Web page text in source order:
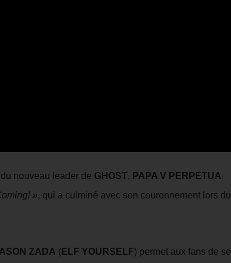
nouveau leader de GHOST, PAPA V PERPETUA.
», qui a culminé avec son couronnement lors du
ZADA (ELF YOURSELF) permet aux fans de se